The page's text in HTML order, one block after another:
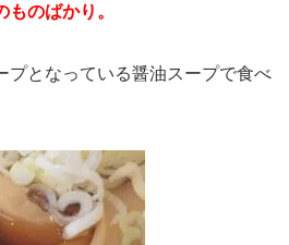
のばかり。
プとなっている醤油スープで食べ